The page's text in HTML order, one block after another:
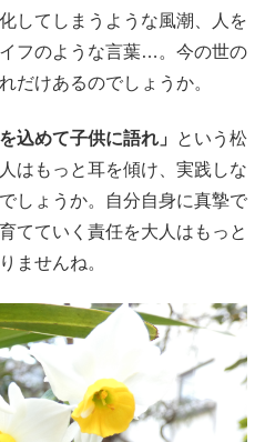
してしまうような風潮、人を
フのような言葉…。今の世の
だけあるのでしょうか。
込めて子供に語れ」
という松
はもっと耳を傾け、実践しな
しょうか。自分自身に真摯で
てていく責任を大人はもっと
ませんね。